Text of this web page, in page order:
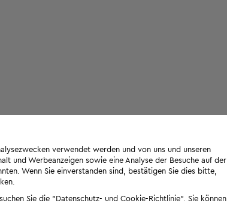
verwendet werden und von uns und unseren
und Werbeanzeigen sowie eine Analyse der Besuche auf der
Wenn Sie einverstanden sind, bestätigen Sie dies bitte,
Sie die "Datenschutz- und Cookie-Richtlinie". Sie können